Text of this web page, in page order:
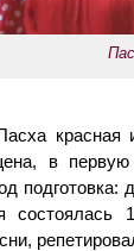
красная
в первую
подготовка: